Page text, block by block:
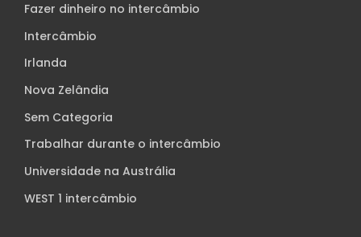
Fazer dinheiro no intercâmbio
Intercâmbio
Irlanda
Nova Zelândia
Sem Categoria
Trabalhar durante o intercâmbio
Universidade na Austrália
WEST 1 intercâmbio